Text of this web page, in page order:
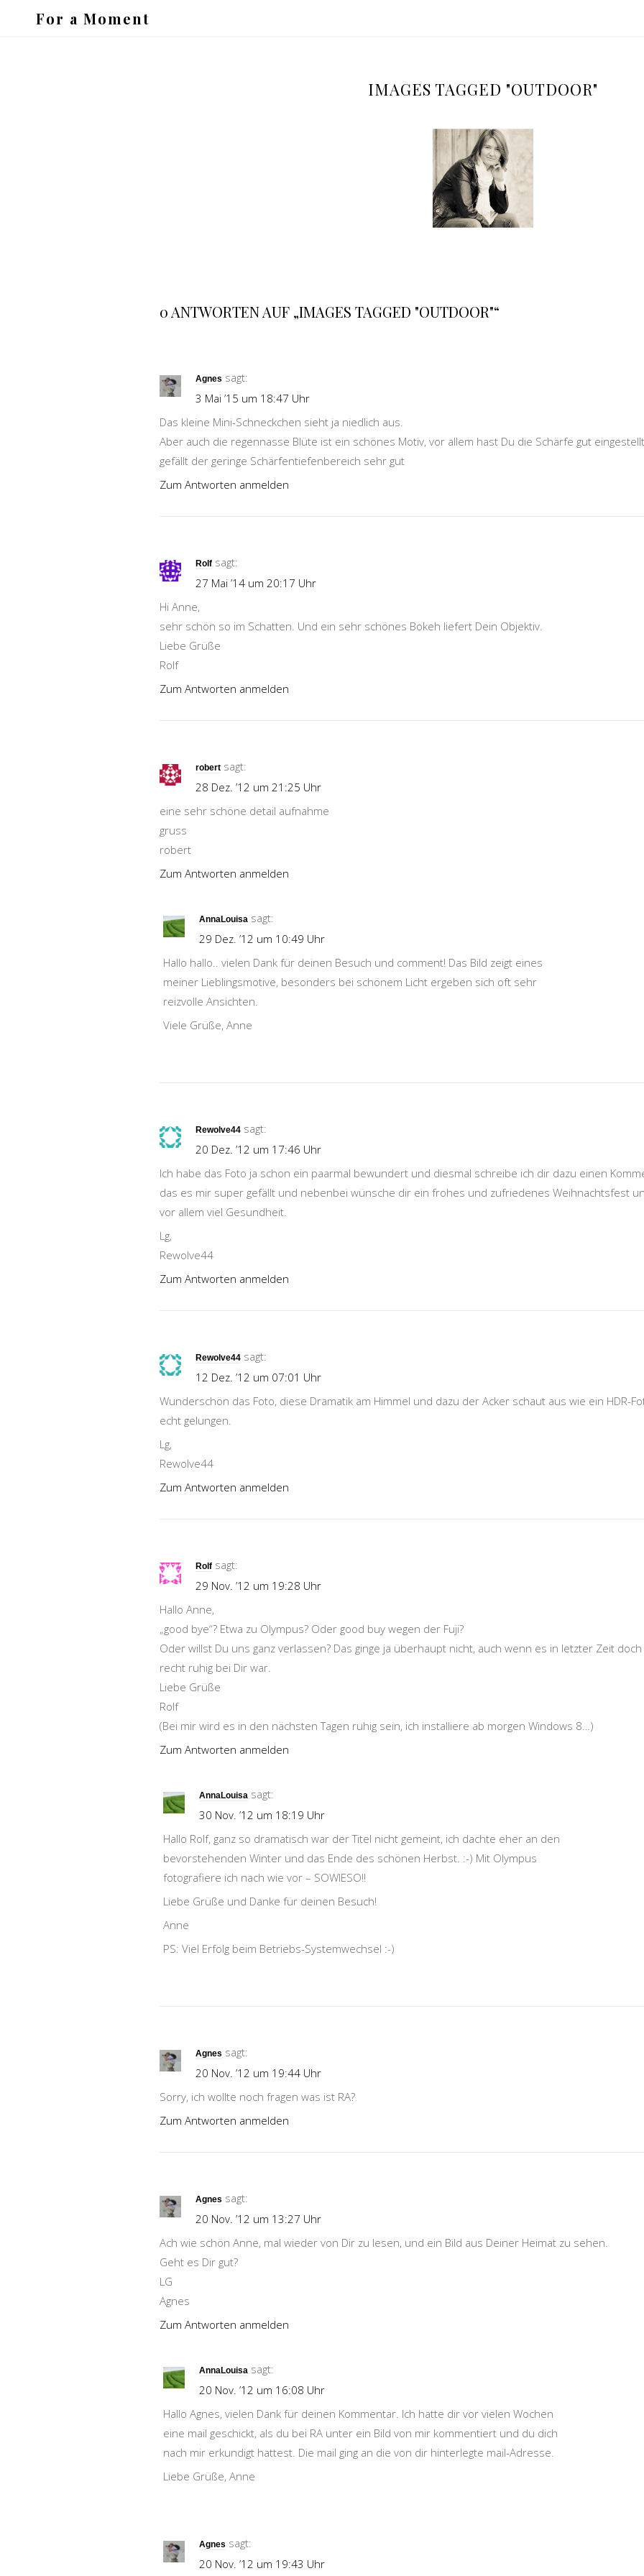
For a Moment
IMAGES TAGGED "OUTDOOR"
0 ANTWORTEN AUF „IMAGES TAGGED "OUTDOOR"“
Agnes sagt:
3 Mai ’15 um 18:47 Uhr
Das kleine Mini-Schneckchen sieht ja niedlich aus.
Aber auch die regennasse Blüte ist ein schönes Motiv, vor allem hast Du die Schärfe gut
gefällt der geringe Schärfentiefenbereich sehr gut
Zum Antworten anmelden
Rolf sagt:
27 Mai ’14 um 20:17 Uhr
Hi Anne,
sehr schön so im Schatten. Und ein sehr schönes Bokeh liefert Dein Objektiv.
Liebe Grüße
Rolf
Zum Antworten anmelden
robert sagt:
28 Dez. ’12 um 21:25 Uhr
eine sehr schöne detail aufnahme
gruss
robert
Zum Antworten anmelden
AnnaLouisa sagt:
29 Dez. ’12 um 10:49 Uhr
Hallo hallo.. vielen Dank für deinen Besuch und comment! Das Bild zeigt eines
meiner Lieblingsmotive, besonders bei schönem Licht ergeben sich oft sehr
reizvolle Ansichten.
Viele Grüße, Anne
Rewolve44 sagt:
20 Dez. ’12 um 17:46 Uhr
Ich habe das Foto ja schon ein paarmal bewundert und diesmal schreibe ich dir dazu einen
das es mir super gefällt und nebenbei wünsche dir ein frohes und zufriedenes Weihnachtsfest
vor allem viel Gesundheit.
Lg,
Rewolve44
Zum Antworten anmelden
Rewolve44 sagt:
12 Dez. ’12 um 07:01 Uhr
Wunderschön das Foto, diese Dramatik am Himmel und dazu der Acker schaut aus wie ein HDR-
echt gelungen.
Lg,
Rewolve44
Zum Antworten anmelden
Rolf sagt:
29 Nov. ’12 um 19:28 Uhr
Hallo Anne,
„good bye“? Etwa zu Olympus? Oder good buy wegen der Fuji?
Oder willst Du uns ganz verlassen? Das ginge ja überhaupt nicht, auch wenn es in letzter Zeit doch
recht ruhig bei Dir war.
Liebe Grüße
Rolf
(Bei mir wird es in den nächsten Tagen ruhig sein, ich installiere ab morgen Windows 8…)
Zum Antworten anmelden
AnnaLouisa sagt:
30 Nov. ’12 um 18:19 Uhr
Hallo Rolf, ganz so dramatisch war der Titel nicht gemeint, ich dachte eher an den
bevorstehenden Winter und das Ende des schönen Herbst. :-) Mit Olympus
fotografiere ich nach wie vor – SOWIESO!!
Liebe Grüße und Danke für deinen Besuch!
Anne
PS: Viel Erfolg beim Betriebs-Systemwechsel :-)
Agnes sagt:
20 Nov. ’12 um 19:44 Uhr
Sorry, ich wollte noch fragen was ist RA?
Zum Antworten anmelden
Agnes sagt:
20 Nov. ’12 um 13:27 Uhr
Ach wie schön Anne, mal wieder von Dir zu lesen, und ein Bild aus Deiner Heimat zu sehen.
Geht es Dir gut?
LG
Agnes
Zum Antworten anmelden
AnnaLouisa sagt:
20 Nov. ’12 um 16:08 Uhr
Hallo Agnes, vielen Dank für deinen Kommentar. Ich hatte dir vor vielen Wochen
eine mail geschickt, als du bei RA unter ein Bild von mir kommentiert und du dich
nach mir erkundigt hattest. Die mail ging an die von dir hinterlegte mail-Adresse.
Liebe Grüße, Anne
Agnes sagt:
20 Nov. ’12 um 19:43 Uhr